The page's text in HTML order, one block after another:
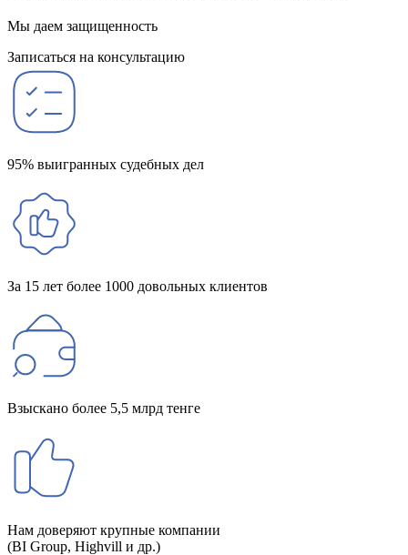
Мы даем защищенность
Записаться на консультацию
95% выигранных судебных дел
За 15 лет более 1000 довольных клиентов
Взыскано более 5,5 млрд тенге
Нам доверяют крупные компании
(BI Group, Highvill и др.)